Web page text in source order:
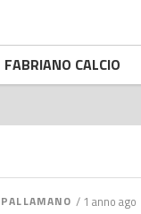
FABRIANO CALCIO
PALLAMANO / 1 anno ago